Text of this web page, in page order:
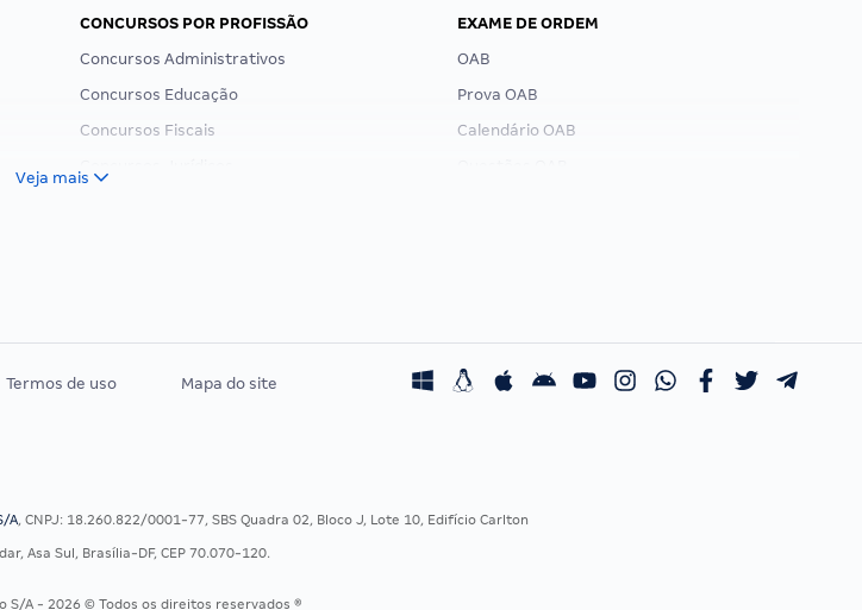
CONCURSOS POR PROFISSÃO
Concursos Administrativos
Concursos Educação
Concursos Fiscais
Residência Multiprofissional
EXAME DE ORDEM
OAB
Prova OAB
Calendário OAB
Veja mais
Termos de uso Mapa do site
A, CNPJ: 18.260.822/0001-77, SBS Quadra 02, Bloco J, Lote 10, Edifício Carlton
Asa Sul, Brasília-DF, CEP 70.070-120.
S/A - 2026 © Todos os direitos reservados ®